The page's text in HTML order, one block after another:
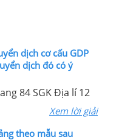
dịch cơ cấu GDP
dịch đó có ý
84 SGK Địa lí 12
Xem lời giải
theo mẫu sau